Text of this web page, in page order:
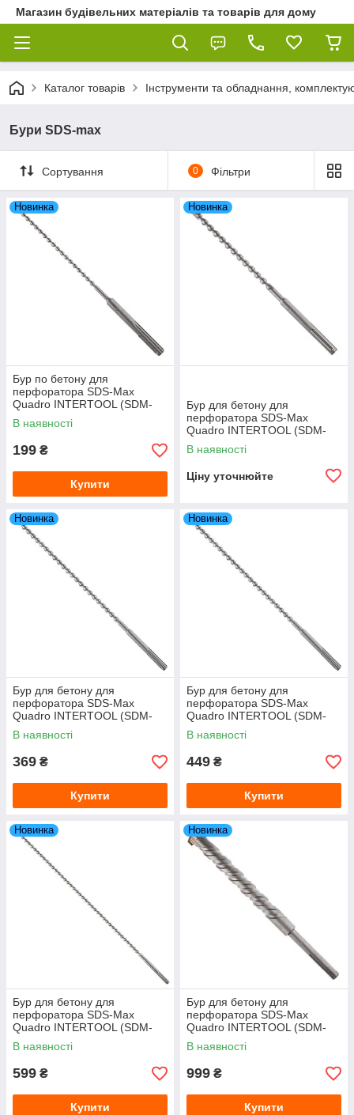
Магазин будівельних матеріалів та товарів для дому
Каталог товарів Інструменти та обладнання,
Бури SDS-max
Сортування 0 Фільтри
Новинка
Бур по бетону для
перфоратора SDS-Max
Quadro INTERTOOL (SDM-
1040) 10×400 мм
В наявності
199 ₴
Купити
Новинка
Бур для бетону для
перфоратора SDS-Max
Quadro INTERTOOL (SDM-
1440) 14×400 мм
В наявності
Ціну уточнюйте
Новинка
Бур для бетону для
перфоратора SDS-Max
Quadro INTERTOOL (SDM-
1660) 16×600 мм
В наявності
369 ₴
Купити
Новинка
Бур для бетону для
перфоратора SDS-Max
Quadro INTERTOOL (SDM-
1680) 16×800 мм
В наявності
449 ₴
Купити
Новинка
Бур для бетону для
перфоратора SDS-Max
Quadro INTERTOOL (SDM-
18100) 18×1000 мм
В наявності
599 ₴
Купити
Новинка
Бур для бетону для
перфоратора SDS-Max
Quadro INTERTOOL (SDM-
3840) 38×400 мм
В наявності
999 ₴
Купити